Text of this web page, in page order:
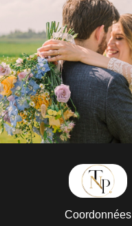
Coordonnées